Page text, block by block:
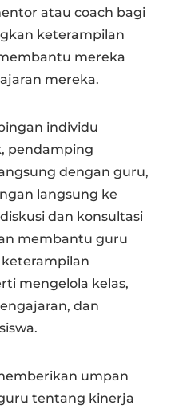
atau coach bagi
keterampilan
mereka
mereka.
individu
pendamping
dengan guru,
langsung ke
dan konsultasi
membantu guru
mengelola kelas,
dan
umpan
tentang kinerja